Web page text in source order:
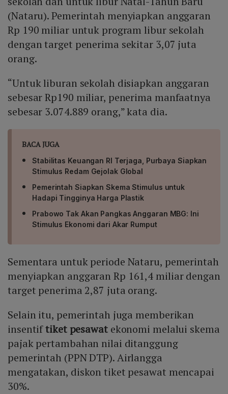
(Nataru). Pemerintah menyiapkan anggaran
Rp 190 miliar untuk program libur sekolah
dengan target penerima sekitar 3,07 juta
orang.
“Untuk liburan sekolah disiapkan anggaran
sebesar Rp190 miliar, penerima manfaatnya
sebesar 3.074.889 orang,” kata dia.
BACA JUGA
Stabilitas Keuangan RI Terjaga, Purbaya Siapkan
Stimulus Redam Gejolak Global
Pemerintah Siapkan Skema Stimulus untuk
Hadapi Tingginya Harga Plastik
Prabowo Tak Akan Pangkas Anggaran MBG: Ini
Stimulus Ekonomi dari Akar Rumput
Sementara untuk periode Nataru, pemerintah
menyiapkan anggaran Rp 161,4 miliar dengan
target penerima 2,87 juta orang.
Selain itu, pemerintah juga memberikan
insentiftiket pesawat ekonomi melalui skema
pajak pertambahan nilai ditanggung
pemerintah (PPN DTP). Airlangga
mengatakan, diskon tiket pesawat mencapai
30%.